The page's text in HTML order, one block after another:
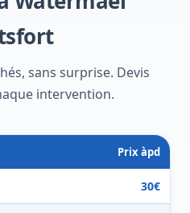
sans surprise. Devis
intervention.
Prix àpd
30€